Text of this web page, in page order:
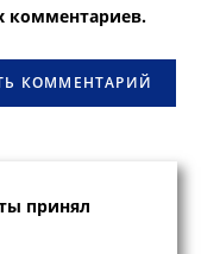
комментариев.
принял